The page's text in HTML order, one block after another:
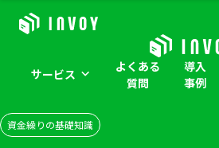
サービス
よくある
質問
導入
事例
資金繰りの基礎知識